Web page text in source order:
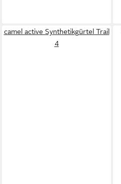
camel active Synthetikgürtel Trail
4